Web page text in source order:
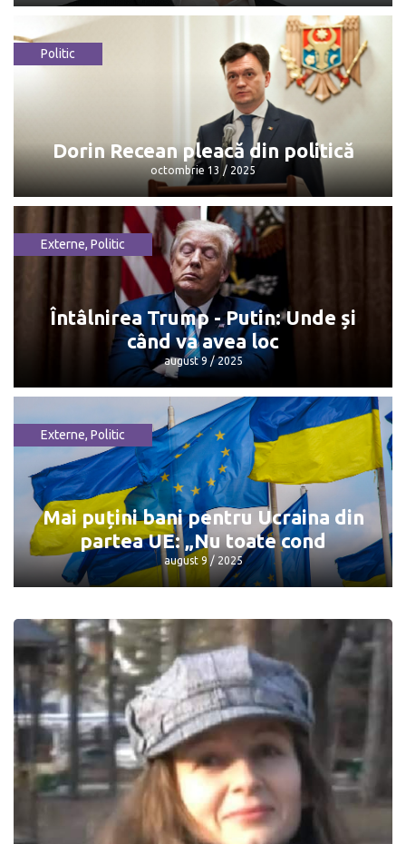
Maia Sandu: „Mulțumesc, Dorin, pentru
octombrie 13 / 2025
Politic
Dorin Recean pleacă din politică
octombrie 13 / 2025
Dorin Recean pleacă din politică
octombrie 13 / 2025
Externe, Politic
Întâlnirea Trump - Putin: Unde și
când va avea loc
august 9 / 2025
Întâlnirea Trump - Putin: Unde și când
va avea loc
august 9 / 2025
Externe, Politic
Mai puțini bani pentru Ucraina din
partea UE: „Nu toate cond
august 9 / 2025
Mai puțini bani pentru Ucraina din
partea UE: „Nu toate cond
august 9 / 2025